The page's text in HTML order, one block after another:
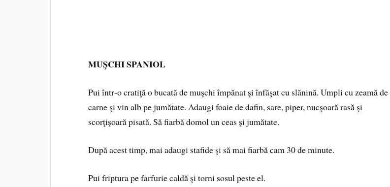
MUŞCHI SPANIOL
Pui într‑o cratiţă o bucată de muşchi împănat şi înfăşat cu slănină. Umpli cu zeamă de
carne şi vin alb pe jumătate. Adaugi foaie de dafin, sare, piper, nucşoară rasă şi
scorţişoară pisată. Să fiarbă domol un ceas şi jumătate.
După acest timp, mai adaugi stafide şi să mai fiarbă cam 30 de minute.
Pui friptura pe farfurie caldă şi torni sosul peste el.